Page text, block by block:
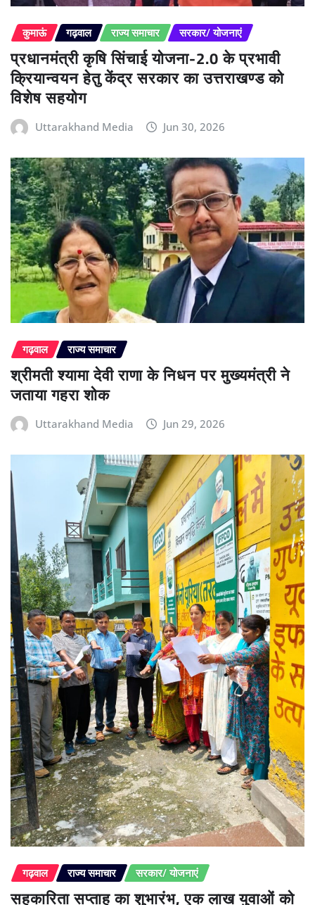
कुमाऊं गढ़वाल राज्य समाचार सरकार/ योजनाएं
प्रधानमंत्री कृषि सिंचाई योजना-2.0 के प्रभावी
क्रियान्वयन हेतु केंद्र सरकार का उत्तराखण्ड को
विशेष सहयोग
Uttarakhand Media Jun 30, 2026
गढ़वाल राज्य समाचार
श्रीमती श्यामा देवी राणा के निधन पर मुख्यमंत्री ने
जताया गहरा शोक
Uttarakhand Media Jun 29, 2026
गढ़वाल राज्य समाचार सरकार/ योजनाएं
सहकारिता सप्ताह का शुभारंभ, एक लाख युवाओं को